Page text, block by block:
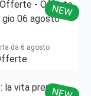
NEW
da 6 agosto